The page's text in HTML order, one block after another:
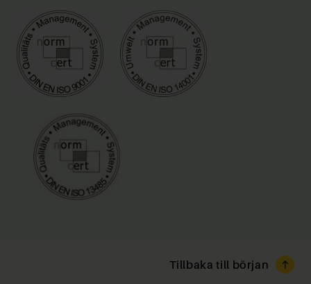
Tillbaka till början